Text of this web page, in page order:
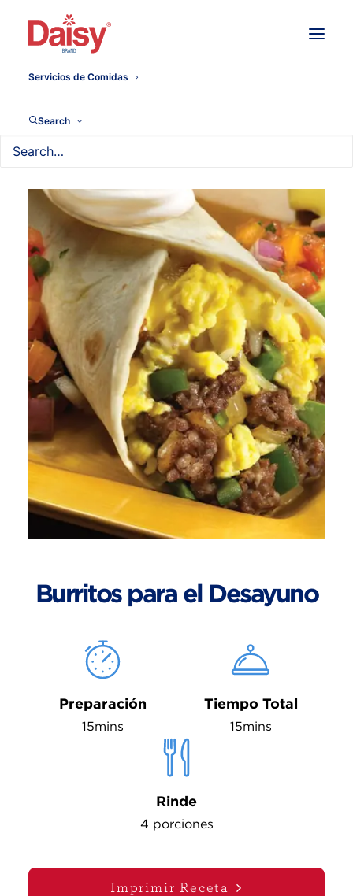
Servicios de Comidas
Search
Burritos para el Desayuno
Preparación
15mins
Tiempo Total
15mins
Rinde
4 porciones
Imprimir Receta